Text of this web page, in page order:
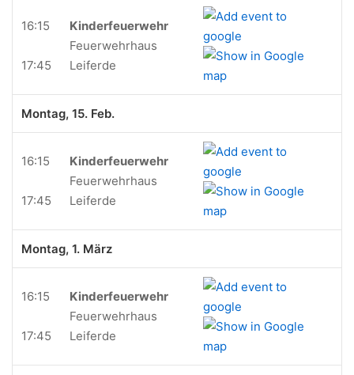
16:15
17:45
Kinderfeuerwehr
Feuerwehrhaus
Leiferde
Montag, 15. Feb.
16:15
17:45
Kinderfeuerwehr
Feuerwehrhaus
Leiferde
Montag, 1. März
16:15
17:45
Kinderfeuerwehr
Feuerwehrhaus
Leiferde